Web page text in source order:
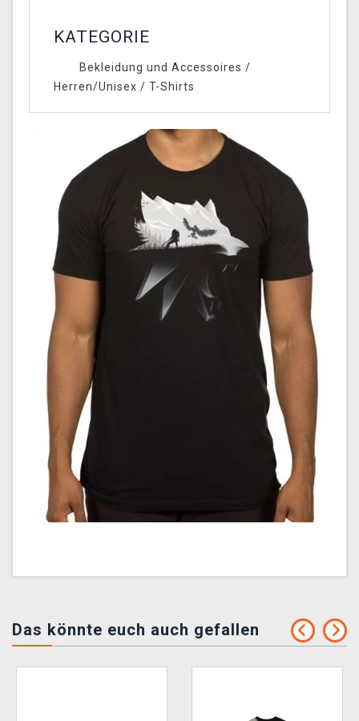
KATEGORIE
Bekleidung und Accessoires /
Herren/Unisex / T-Shirts
Das könnte euch auch gefallen